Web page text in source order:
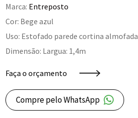
Marca: Entreposto
Cor: Bege azul
Uso: Estofado parede cortina almofada
Dimensão: Largua: 1,4m
Faça o orçamento
Compre pelo WhatsApp